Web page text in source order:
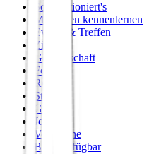
So funktioniert's
Menschen kennenlernen
Events & Treffen
Zirkel
Gemeinschaft
Formate
Retreats
Städte
Galerie
Journal
Vergleiche
Bald verfügbar